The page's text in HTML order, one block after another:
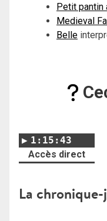
Petit pantin
Medieval
Belle
1:15:43
Accès direct
La